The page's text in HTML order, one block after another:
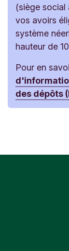
(siège social
vos avoirs
système
hauteur de
Pour en
des dépôts